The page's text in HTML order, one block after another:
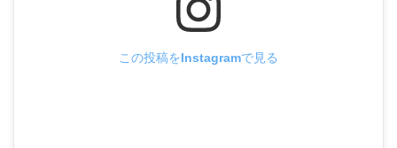
この投稿をInstagramで見る